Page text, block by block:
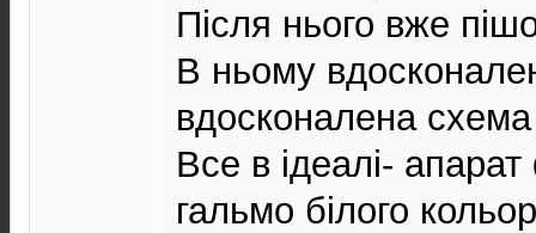
Після нього вже
В ньому
вдосконалена
Все в ідеалі-
гальмо білого